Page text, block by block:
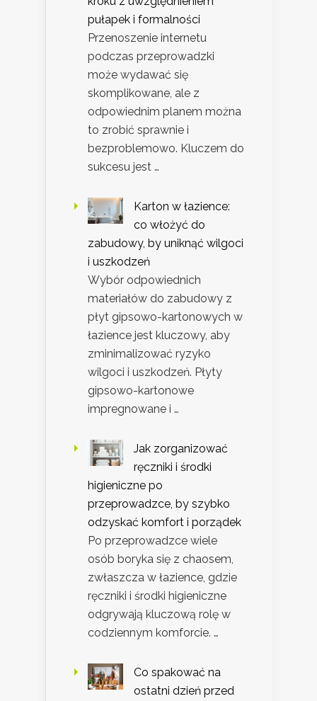
pułapek i formalności
Przenoszenie internetu
podczas przeprowadzki
może wydawać się
skomplikowane, ale z
odpowiednim planem można
to zrobić sprawnie i
bezproblemowo. Kluczem do
sukcesu jest …
Karton w łazience:
co włożyć do
zabudowy, by uniknąć wilgoci
i uszkodzeń
Wybór odpowiednich
materiałów do zabudowy z
płyt gipsowo-kartonowych w
łazience jest kluczowy, aby
zminimalizować ryzyko
wilgoci i uszkodzeń. Płyty
gipsowo-kartonowe
impregnowane i …
Jak zorganizować
ręczniki i środki
higieniczne po
przeprowadzce, by szybko
odzyskać komfort i porządek
Po przeprowadzce wiele
osób boryka się z chaosem,
zwłaszcza w łazience, gdzie
ręczniki i środki higieniczne
odgrywają kluczową rolę w
codziennym komforcie. …
Co spakować na
ostatni dzień przed